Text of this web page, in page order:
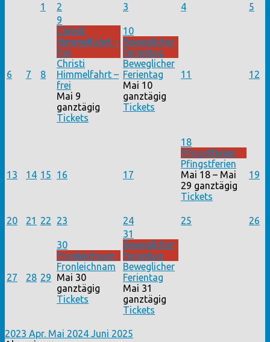
1
2 3 4 5
6 7 8
9
Christi
Himmelfahrt –
frei
Christi
Himmelfahrt –
frei
Mai 9
ganztägig
Tickets
10
Beweglicher
Ferientag
Beweglicher
Ferientag
Mai 10
ganztägig
Tickets
11 12
13 14 15 16 17
18
Pfingstferien
Pfingstferien
Mai 18 – Mai
29 ganztägig
Tickets
19
20 21 22 23 24 25 26
27 28 29
30
Fronleichnam
Fronleichnam
Mai 30
ganztägig
Tickets
31
Beweglicher
Ferientag
Beweglicher
Ferientag
Mai 31
ganztägig
Tickets
2023 Apr. Mai 2024 Juni 2025